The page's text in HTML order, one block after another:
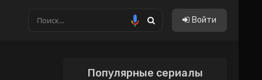
Войти
Популярные сериалы